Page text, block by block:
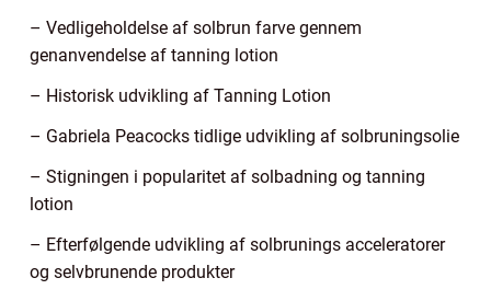
– Vedligeholdelse af solbrun farve gennem
genanvendelse af tanning lotion
– Historisk udvikling af Tanning Lotion
– Gabriela Peacocks tidlige udvikling af solbruningsolie
– Stigningen i popularitet af solbadning og tanning
lotion
– Efterfølgende udvikling af solbrunings acceleratorer
og selvbrunende produkter